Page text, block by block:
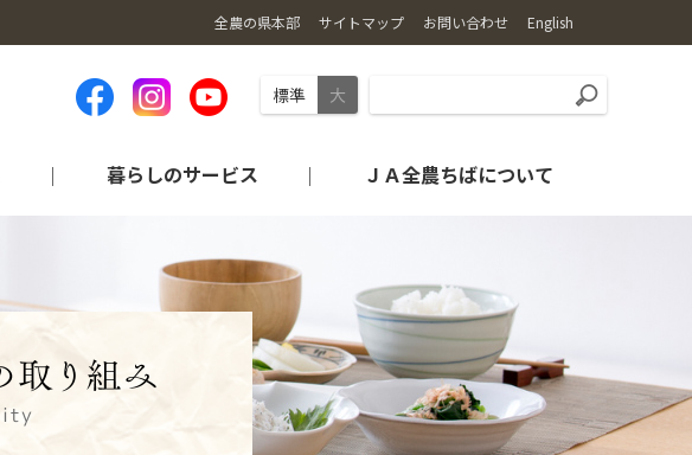
全農の県本部 サイトマップ お問い合わせ English
標準 大
暮らしのサービス ＪＡ全農ちばについて
旬・レシピの紹介
産地から探す
農業機械情報
コンプライアンス